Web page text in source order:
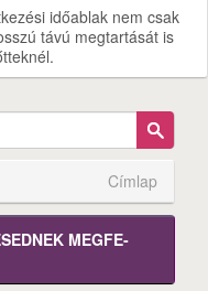
időablak nem csak
távú megtartását is
Címlap
MEGFE­